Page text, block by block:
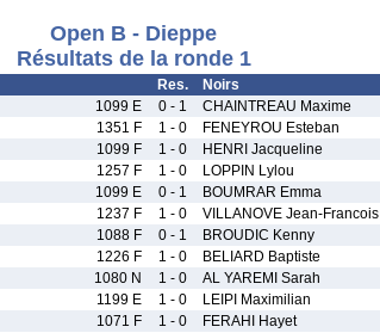
Open B - Dieppe
Résultats de la ronde 1
Res. Noirs
1099 E 0 - 1 CHAINTREAU Maxime
1351 F 1 - 0 FENEYROU Esteban
1099 F 1 - 0 HENRI Jacqueline
1257 F 1 - 0 LOPPIN Lylou
1099 E 0 - 1 BOUMRAR Emma
1237 F 1 - 0 VILLANOVE Jean-Francois
1088 F 0 - 1 BROUDIC Kenny
1226 F 1 - 0 BELIARD Baptiste
1080 N 1 - 0 AL YAREMI Sarah
1199 E 1 - 0 LEIPI Maximilian
1071 F 1 - 0 FERAHI Hayet